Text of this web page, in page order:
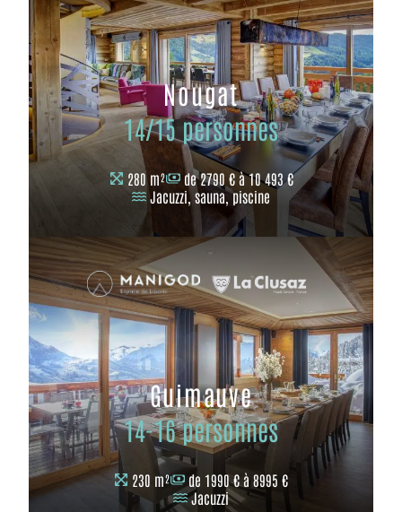
Nougat
14/15 personnes
280 m²
de 2790 € à 10 493 €
Jacuzzi, sauna, piscine
Guimauve
14-16 personnes
230 m²
de 1990 € à 8995 €
Jacuzzi